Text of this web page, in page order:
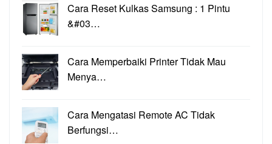
Cara Reset Kulkas Samsung : 1 Pintu
&#03…
Cara Memperbaiki Printer Tidak Mau
Menya…
Cara Mengatasi Remote AC Tidak
Berfungsi…